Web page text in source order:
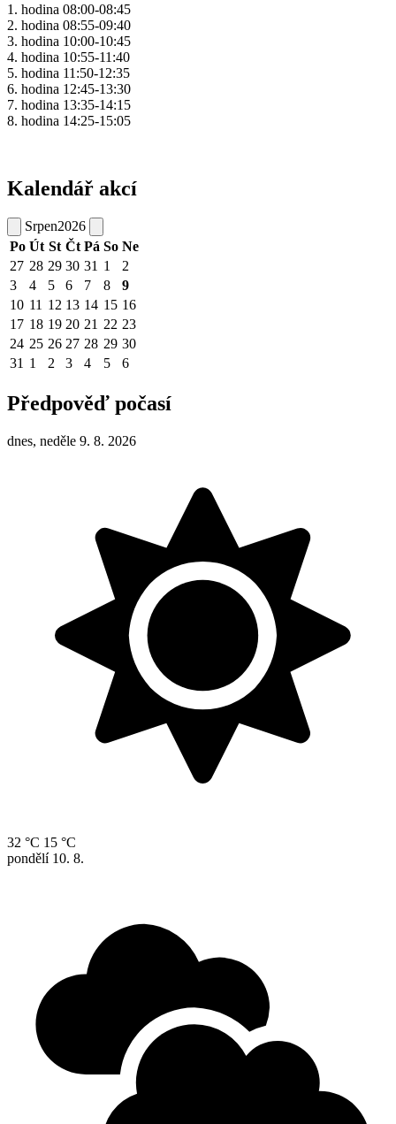
1. hodina 08:00-08:45
2. hodina 08:55-09:40
3. hodina 10:00-10:45
4. hodina 10:55-11:40
5. hodina 11:50-12:35
6. hodina 12:45-13:30
7. hodina 13:35-14:15
8. hodina 14:25-15:05
Kalendář akcí
Srpen2026
Po Út St Čt Pá So Ne
27 28 29 30 31 1
2
3
4 5 6 7 8
9
10 11 12 13 14 15 16
17 18 19 20 21 22 23
24 25 26 27 28 29 30
31 1 2 3 4 5 6
Předpověď počasí
dnes, neděle 9. 8. 2026
32 °C 15 °C
pondělí 10. 8.